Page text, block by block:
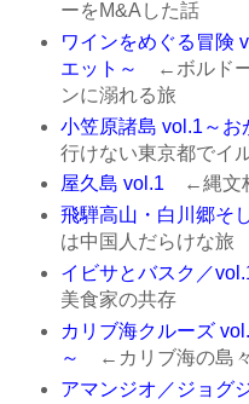
ーをM&Aした話
ワインをめぐる冒険
エット～
←ボルドー
ンに溺れる旅
小笠原諸島 vol.1～お
行けない東京都でイ
屋久島 vol.1←縄文杉
飛騨高山・白川郷そ
は中国人だらけな旅
イビサとバスク／
美食家の共存
カリブ海クルーズ
～
←カリブ海の島
アマンジオ／ジョグ